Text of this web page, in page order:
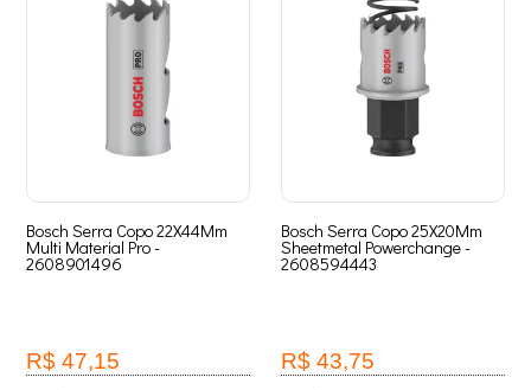
Bosch Serra Copo 22X44Mm
Multi Material Pro -
2608901496
R$ 47,15
Bosch Serra Copo 25X20Mm
Sheetmetal Powerchange -
2608594443
R$ 43,75